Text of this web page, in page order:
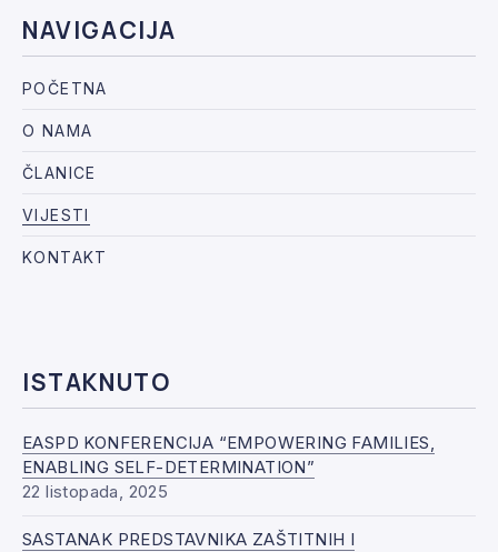
NAVIGACIJA
POČETNA
O NAMA
ČLANICE
VIJESTI
KONTAKT
ISTAKNUTO
EASPD KONFERENCIJA “EMPOWERING FAMILIES,
ENABLING SELF-DETERMINATION”
22 listopada, 2025
SASTANAK PREDSTAVNIKA ZAŠTITNIH I